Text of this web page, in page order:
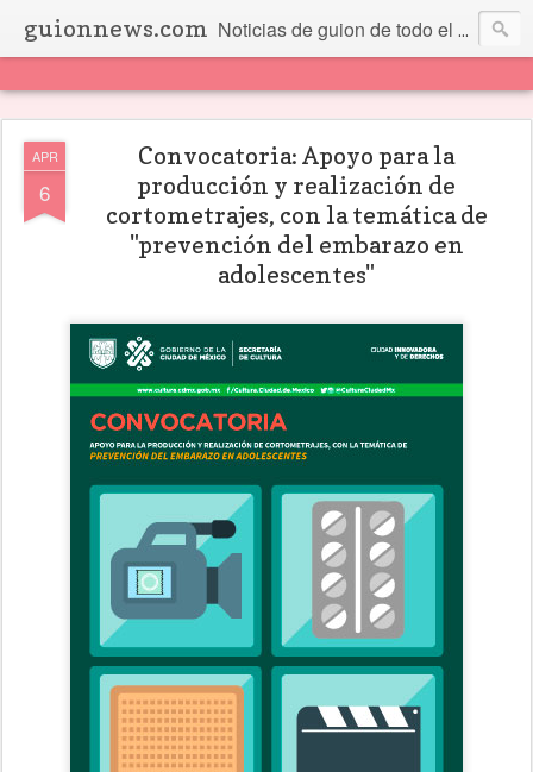
guionnews.com Noticias de guion de todo el mundo... Y más.
APR
6
Convocatoria: Apoyo para la
producción y realización de
cortometrajes, con la temática de
"prevención del embarazo en
adolescentes"